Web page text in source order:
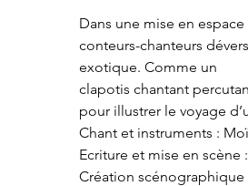
Dans une mise en
conteurs-chanteurs
exotique. Comme un
clapotis chantant
pour illustrer le voyage
Chant et instruments :
Ecriture et mise en scène
Création